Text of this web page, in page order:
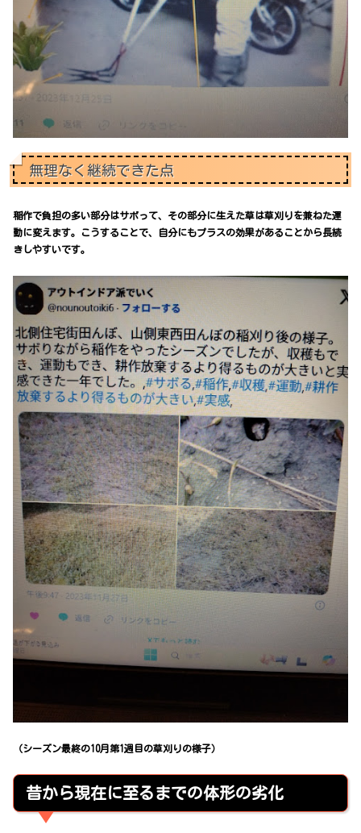
無理なく継続できた点
稲作で負担の多い部分はサボって、その部分に生えた草は草刈りを兼ねた運
動に変えます。こうすることで、自分にもプラスの効果があることから長続
きしやすいです。
（シーズン最終の10月第1週目の草刈りの様子）
昔から現在に至るまでの体形の劣化